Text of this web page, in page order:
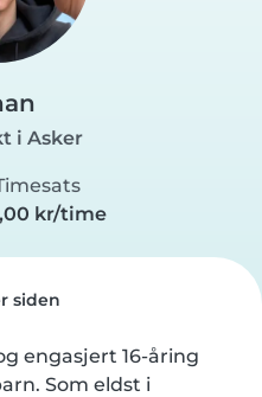
i Asker
kr/time
siden
engasjert 16-åring
Som eldst i